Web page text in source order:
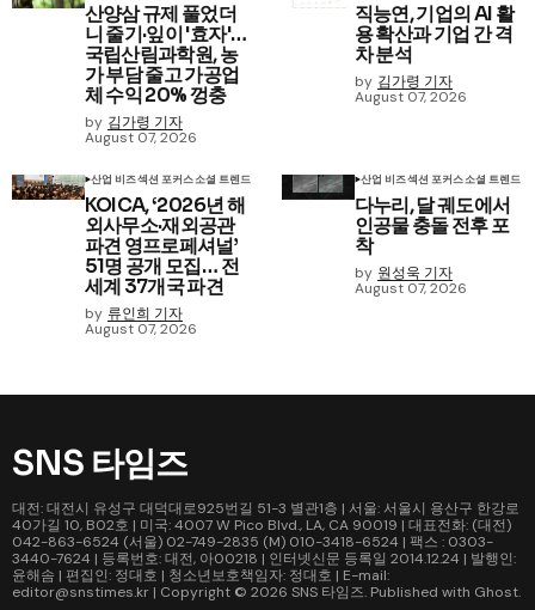
산양삼 규제 풀었더
니 줄기·잎이 '효자'…
국립산림과학원, 농
가 부담 줄고 가공업
체 수익 20% 껑충
by 김가령 기자
August 07, 2026
직능연, 기업의 AI 활
용 확산과 기업 간 격
차 분석
by 김가령 기자
August 07, 2026
산업 비즈섹션 포커스소셜 트렌드
KOICA, ‘2026년 해
외사무소·재외공관
파견 영프로페셔널’
51명 공개 모집… 전
세계 37개국 파견
by 류인희 기자
August 07, 2026
산업 비즈섹션 포커스소셜 트렌드
다누리, 달 궤도에서
인공물 충돌 전후 포
착
by 원성욱 기자
August 07, 2026
SNS 타임즈
대전: 대전시 유성구 대덕대로925번길 51-3 별관1층 | 서울: 서울시 용산구 한강로
40가길 10, B02호 | 미국: 4007 W Pico Blvd., LA, CA 90019 | 대표전화: (대전)
042-863-6524 (서울) 02-749-2835 (M) 010-3418-6524 | 팩스 : 0303-
3440-7624 | 등록번호: 대전, 아00218 | 인터넷신문 등록일 2014.12.24 | 발행인:
윤해솜 | 편집인: 정대호 | 청소년보호책임자: 정대호 | E-mail:
editor@snstimes.kr | Copyright © 2026 SNS 타임즈. Published with Ghost.